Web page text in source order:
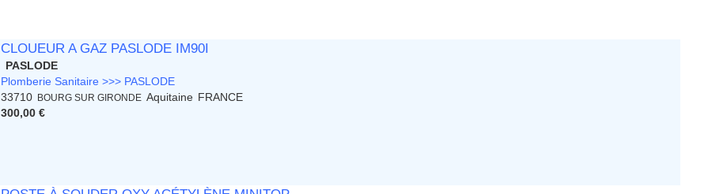
CLOUEUR A GAZ PASLODE IM90I
PASLODE
Plomberie Sanitaire >>> PASLODE
33710
BOURG SUR GIRONDE Aquitaine FRANCE
300,00 €